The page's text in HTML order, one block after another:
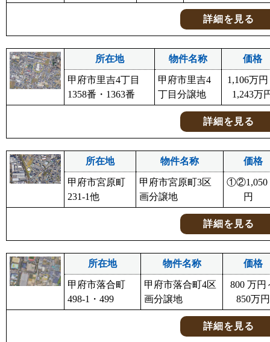
詳細を見る
所在地 物件名称 価格
甲府市里吉4丁目
1358番・1363番
甲府市里吉4
丁目分譲地
1,106万
1,243万
詳細を見る
所在地 物件名称 価格
甲府市宮原町
231-1他
甲府市宮原町3区
画分譲地
①②1,050
円
詳細を見る
所在地 物件名称 価格
甲府市落合町
498-1・499
甲府市落合町4区
画分譲地
800 万円
850万円
詳細を見る